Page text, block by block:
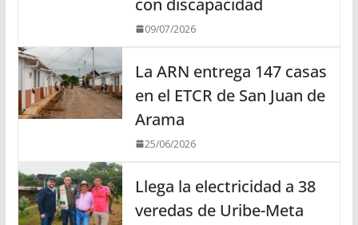
09/07/2026
La ARN entrega 147 casas
en el ETCR de San Juan de
Arama
25/06/2026
Llega la electricidad a 38
veredas de Uribe-Meta